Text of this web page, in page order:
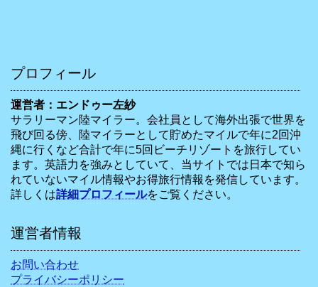
プロフィール
運営者：エンドゥー左紗
サラリーマン陸マイラー。会社員として海外出張で世界を
飛び回る傍、陸マイラーとして貯めたマイルで年に2回沖
縄に行くなど合計で年に5回ビーチリゾートを旅行してい
ます。英語力を強みとしていて、当サイトでは日本で知ら
れていないマイル情報やお得旅行情報を発信しています。
詳しくは詳細プロフィールをご覧ください。
運営者情報
お問い合わせ
プライバシーポリシー